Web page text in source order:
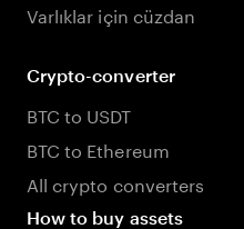
Varlıklar için cüzdan
Crypto-converter
BTC to USDT
BTC to Ethereum
All crypto converters
How to buy assets